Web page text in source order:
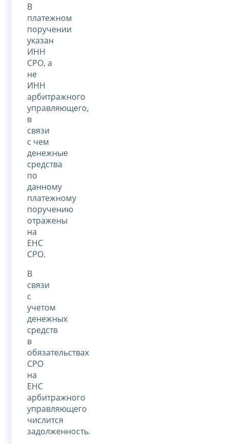
В
платежном
поручении
указан
ИНН
СРО, а
не
ИНН
арбитражного
управляющего,
в
связи
с чем
денежные
средства
по
данному
платежному
поручению
отражены
на
ЕНС
СРО.
В
связи
с
учетом
денежных
средств
в
обязательствах
СРО
на
ЕНС
арбитражного
управляющего
числится
задолженность.